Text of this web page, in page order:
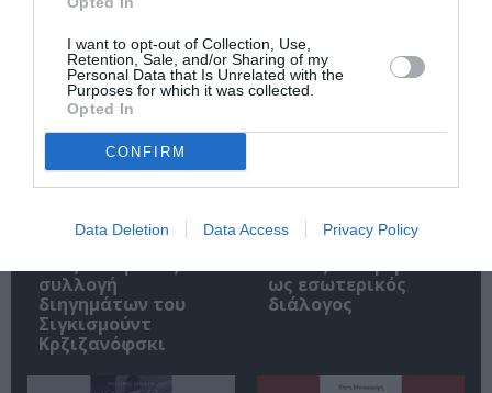
I want to opt-out of Collection, Use,
Retention, Sale, and/or Sharing of my
Personal Data that Is Unrelated with the
Purposes for which it was collected.
Opted In
CONFIRM
Data Deletion Data Access Privacy Policy
Σχετικά Άρθρα
συλλογή
διηγημάτων του
Σιγκισμούντ
Κρζιζανόφσκι
Αντόνιο Πόρτσια –
ως εσωτερικός
διάλογος